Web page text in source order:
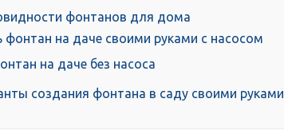
фонтанов для дома
фонтан на даче своими руками с насосом
на даче без насоса
создания фонтана в саду своими руками